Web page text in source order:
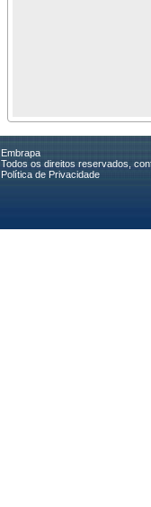
Embrapa
Todos os direitos reservados,
Política de Privacidade